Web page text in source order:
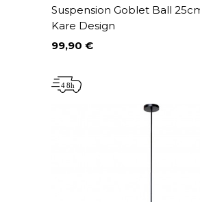
Suspension Goblet Ball
Kare Design
Prix
99,90 €